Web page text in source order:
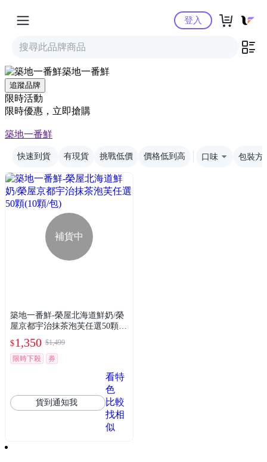
Yahoo購物中心
登入
築地一番鮮
追蹤品牌
限時活動
限時優惠，立即搶購
築地一番鮮
快速到貨 有現貨 挑戰低價 價格低到高 口味 包裝方
補貨中
築地一番鮮-榮屋北海道鮮奶/榮
屋京都宇治抹茶泡芙任選50顆(1
0顆/包)
$1,350 $1,499
限時下殺
券
貨到通知我
看特
色
比較
找相
似